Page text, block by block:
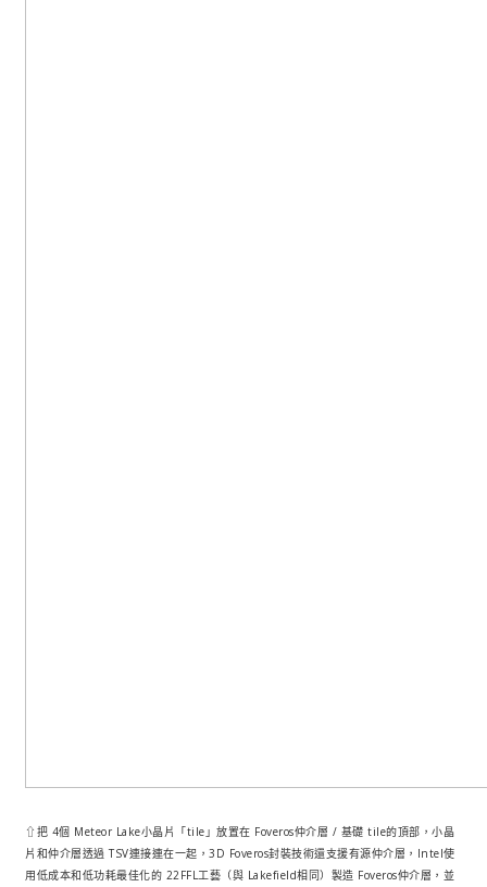
⇧把 4個 Meteor Lake小晶片「tile」放置在 Foveros仲介層 / 基礎 tile的頂部，小晶
片和仲介層透過 TSV連接連在一起，3D Foveros封裝技術還支援有源仲介層，Intel使
用低成本和低功耗最佳化的 22FFL工藝（與 Lakefield相同）製造 Foveros仲介層，並